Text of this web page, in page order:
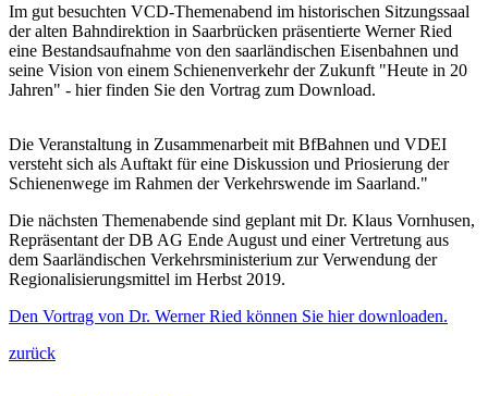
Im gut besuchten VCD-Themenabend im historischen Sitzungssaal
der alten Bahndirektion in Saarbrücken präsentierte Werner Ried
eine Bestandsaufnahme von den saarländischen Eisenbahnen und
seine Vision von einem Schienenverkehr der Zukunft "Heute in 20
Jahren" - hier finden Sie den Vortrag zum Download.
Die Veranstaltung in Zusammenarbeit mit BfBahnen und VDEI
versteht sich als Auftakt für eine Diskussion und Priosierung der
Schienenwege im Rahmen der Verkehrswende im Saarland."
Die nächsten Themenabende sind geplant mit Dr. Klaus Vornhusen,
Repräsentant der DB AG Ende August und einer Vertretung aus
dem Saarländischen Verkehrsministerium zur Verwendung der
Regionalisierungsmittel im Herbst 2019.
Den Vortrag von Dr. Werner Ried können Sie hier downloaden.
zurück